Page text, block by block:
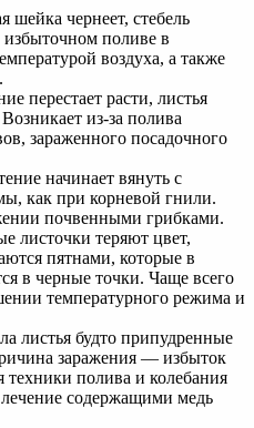
чернеет, стебель
избыточном поливе в
воздуха, а также
перестает расти, листья
из-за полива
зараженного посадочного
начинает вянуть с
как при корневой гнили.
почвенными грибками.
листочки теряют цвет,
пятнами, которые в
в черные точки. Чаще всего
температурного режима и
листья будто припудренные
заражения — избыток
техники полива и колебания
содержащими медь